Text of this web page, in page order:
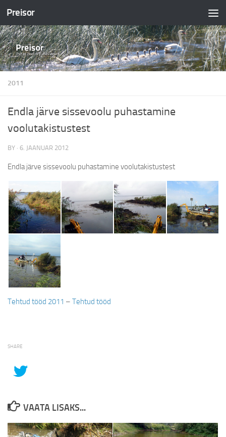
Preisor
2011
Endla järve sissevoolu puhastamine
voolutakistustest
BY · 6. JAANUAR 2012
Endla järve sissevoolu puhastamine voolutakistustest
Tehtud tööd 2011 – Tehtud tööd
SHARE
VAATA LISAKS...